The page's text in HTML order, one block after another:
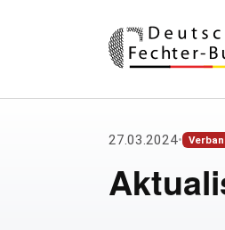
27.03.2024•